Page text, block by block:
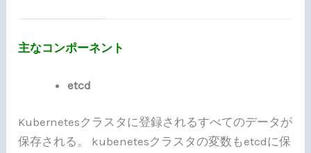
主なコンポーネント
etcd
Kubernetesクラスタに登録されるすべてのデータが
保存される。 kubenetesクラスタの変数もetcdに保